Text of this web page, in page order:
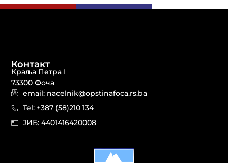
Контакт
Краља Петра I
73300 Фоча
email: nacelnik@opstinafoca.rs.ba
Tel: +387 (58)210 134
JИБ: 44014164​20008